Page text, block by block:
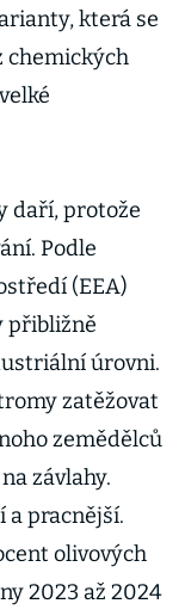
která se
chemických
daří, protože
Podle
(EEA)
přibližně
úrovni.
zatěžovat
zemědělců
závlahy.
a pracnější.
olivových
2023 až 2024